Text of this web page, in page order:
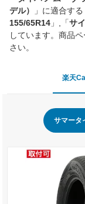
デル）
」に適合する
155/65R14 」,「サ
しています。商品
さい。
楽天
サマータ